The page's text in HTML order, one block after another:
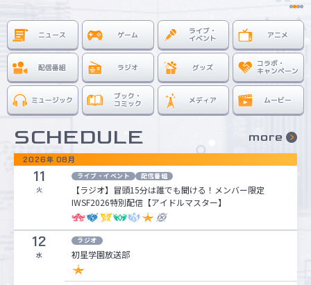
マイデスク設定変更 バンダイナムコID Link設定
ニュース ゲーム ライブ・
イベント アニメ
配信番組 ラジオ グッズ コラボ・
キャンペーン
ミュージック ブック・
コミック メディア ムービー
SCHEDULE more
2026年 08月
11
火
ライブ・イベント 配信番組
【ラジオ】冒頭15分は誰でも聞ける！メンバー限定
IWSF2026特別配信【アイドルマスター】
12
水
ラジオ
初星学園放送部